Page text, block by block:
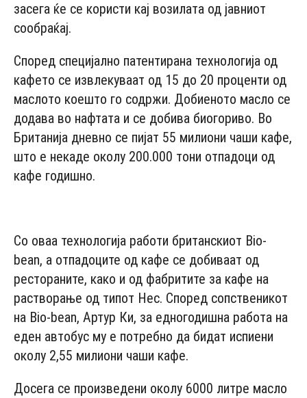
засега ќе се користи кај возилата од јавниот
сообраќај.
Според специјално патентирана технологија од
кафето се извлекуваат од 15 до 20 проценти од
маслото коешто го содржи. Добиеното масло се
додава во нафтата и се добива биогориво. Во
Британија дневно се пијат 55 милиони чаши кафе,
што е некаде околу 200.000 тони отпадоци од
кафе годишно.
Со оваа технологија работи британскиот Bio-
bean, а отпадоците од кафе се добиваат од
рестораните, како и од фабритите за кафе на
растворање од типот Нес. Според сопственикот
на Bio-bean, Артур Ки, за едногодишна работа на
еден автобус му е потребно да бидат испиени
околу 2,55 милиони чаши кафе.
Досега се произведени околу 6000 литре масло